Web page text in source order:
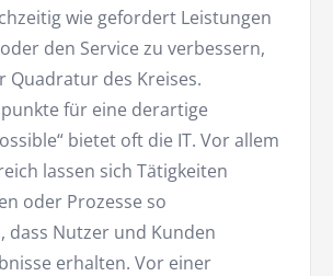
wie gefordert Leistungen
den Service zu verbessern,
Quadratur des Kreises.
für eine derartige
bietet oft die IT. Vor allem
lassen sich Tätigkeiten
oder Prozesse so
dass Nutzer und Kunden
erhalten. Vor einer